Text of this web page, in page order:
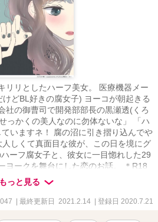
リリとしたハーフ美女。 医療機器メー
どBL好きの腐女子) ヨーコが朝起きる
社の御曹司で開発部部長の黒瀬透(くろ
っかくの美人なのに勿体ないな」 「ハ
いますネ！ 腐の沼に引き摺り込んでや
しくて真面目な彼が、この日を境にグ
ーフ腐女子と、彼女に一目惚れした29
ヨークを舞台にした恋のお話。 ＊R18
には＊が付きます。 ＊イラストはミカ
もっと見る
| 最終更新日 2021.2.14 | 登録日 2020.7.21